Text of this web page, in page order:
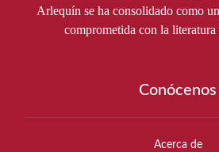
Arlequín se ha consolidado como
comprometida con la literatura
Conócenos
Acerca de